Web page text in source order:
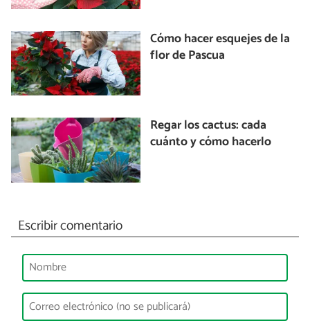
Cómo hacer esquejes de la
flor de Pascua
Regar los cactus: cada
cuánto y cómo hacerlo
Escribir comentario